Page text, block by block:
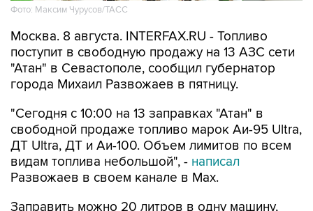
Фото: Максим Чурусов/ТАСС
Москва. 8 августа. INTERFAX.RU - Топливо
поступит в свободную продажу на 13 АЗС сети
"Атан" в Севастополе, сообщил губернатор
города Михаил Развожаев в пятницу.
"Сегодня с 10:00 на 13 заправках "Атан" в
свободной продаже топливо марок Аи-95 Ultra,
ДТ Ultra, ДТ и Аи-100. Объем лимитов по всем
видам топлива небольшой", - написал
Развожаев в своем канале в Max.
Заправить можно 20 литров в одну машину,